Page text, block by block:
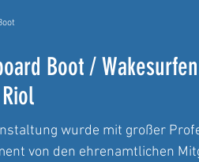
Boot /
wurde mit großer
von den ehrenamtlichen